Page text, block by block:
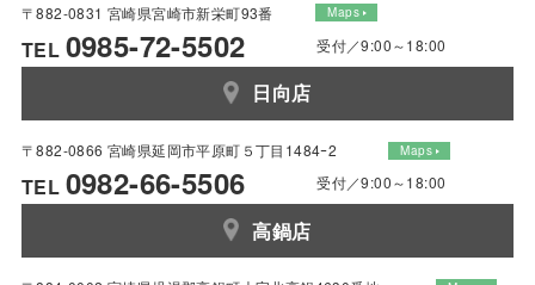
〒882-0831 宮崎県宮崎市新栄町93番 Maps
TEL 0985-72-5502 受付／9:00～18:00
日向店
〒882-0866 宮崎県延岡市平原町５丁目1484ｰ2 Maps
TEL 0982-66-5506 受付／9:00～18:00
高鍋店